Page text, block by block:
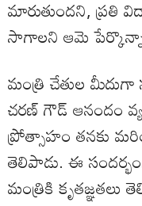
మారుతుందని, ప్రతి
సాగాలని ఆమె
మంత్రి చేతుల
చరణ్ గౌడ్ ఆనందం
ప్రోత్సాహం తనకు
తెలిపాడు. ఈ
మంత్రికి కృతజ్ఞతలు